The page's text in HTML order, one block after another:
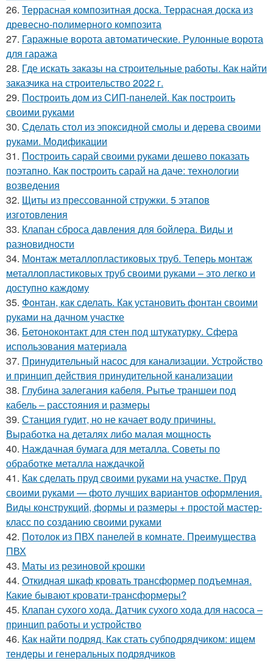
26. Террасная композитная доска. Террасная доска из
древесно-полимерного композита
27. Гаражные ворота автоматические. Рулонные ворота
для гаража
28. Где искать заказы на строительные работы. Как найти
заказчика на строительство 2022 г.
29. Построить дом из СИП-панелей. Как построить
своими руками
30. Сделать стол из эпоксидной смолы и дерева своими
руками. Модификации
31. Построить сарай своими руками дешево показать
поэтапно. Как построить сарай на даче: технологии
возведения
32. Щиты из прессованной стружки. 5 этапов
изготовления
33. Клапан сброса давления для бойлера. Виды и
разновидности
34. Монтаж металлопластиковых труб. Теперь монтаж
металлопластиковых труб своими руками – это легко и
доступно каждому
35. Фонтан, как сделать. Как установить фонтан своими
руками на дачном участке
36. Бетоноконтакт для стен под штукатурку. Сфера
использования материала
37. Принудительный насос для канализации. Устройство
и принцип действия принудительной канализации
38. Глубина залегания кабеля. Рытье траншеи под
кабель – расстояния и размеры
39. Станция гудит, но не качает воду причины.
Выработка на деталях либо малая мощность
40. Наждачная бумага для металла. Советы по
обработке металла наждачкой
41. Как сделать пруд своими руками на участке. Пруд
своими руками — фото лучших вариантов оформления.
Виды конструкций, формы и размеры + простой мастер-
класс по созданию своими руками
42. Потолок из ПВХ панелей в комнате. Преимущества
ПВХ
43. Маты из резиновой крошки
44. Откидная шкаф кровать трансформер подъемная.
Какие бывают кровати-трансформеры?
45. Клапан сухого хода. Датчик сухого хода для насоса –
принцип работы и устройство
46. Как найти подряд. Как стать субподрядчиком: ищем
тендеры и генеральных подрядчиков